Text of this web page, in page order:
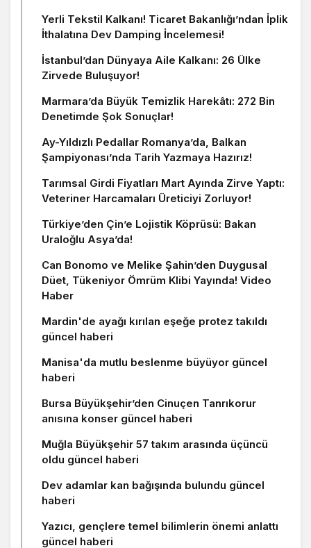
Yerli Tekstil Kalkanı! Ticaret Bakanlığı’ndan İplik
İthalatına Dev Damping İncelemesi!
İstanbul’dan Dünyaya Aile Kalkanı: 26 Ülke
Zirvede Buluşuyor!
Marmara’da Büyük Temizlik Harekâtı: 272 Bin
Denetimde Şok Sonuçlar!
Ay-Yıldızlı Pedallar Romanya’da, Balkan
Şampiyonası’nda Tarih Yazmaya Hazırız!
Tarımsal Girdi Fiyatları Mart Ayında Zirve Yaptı:
Veteriner Harcamaları Üreticiyi Zorluyor!
Türkiye’den Çin’e Lojistik Köprüsü: Bakan
Uraloğlu Asya’da!
Can Bonomo ve Melike Şahin’den Duygusal
Düet, Tükeniyor Ömrüm Klibi Yayında! Video
Haber
Mardin'de ayağı kırılan eşeğe protez takıldı
güncel haberi
Manisa'da mutlu beslenme büyüyor güncel
haberi
Bursa Büyükşehir’den Cinuçen Tanrıkorur
anısına konser güncel haberi
Muğla Büyükşehir 57 takım arasında üçüncü
oldu güncel haberi
Dev adamlar kan bağışında bulundu güncel
haberi
Yazıcı, gençlere temel bilimlerin önemi anlattı
güncel haberi